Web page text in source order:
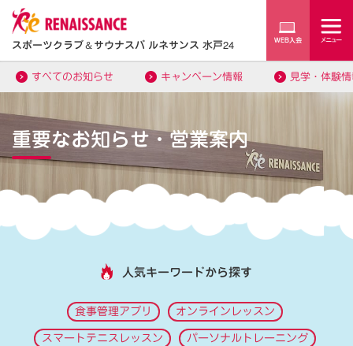
スポーツクラブ＆サウナスパ ルネサンス 水戸24
すべてのお知らせ キャンペーン情報 見学・体験
重要なお知らせ・営業案内
人気キーワードから探す
食事管理アプリ オンラインレッスン
スマートテニスレッスン パーソナルトレーニング